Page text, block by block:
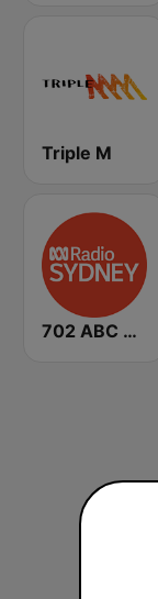
Triple M
702 ABC Sydney